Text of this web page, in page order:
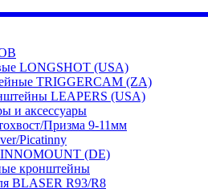
LONGSHOT (USA)
TRIGGERCAM (ZA)
LEAPERS (USA)
и аксессуары
Призма 9-11мм
Picatinny
(DE)
кронштейны
BLASER R93/R8